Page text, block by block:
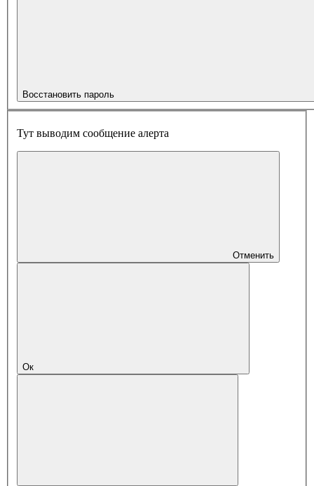
Восстановить пароль
Тут выводим сообщение алерта
Отменить
Ок